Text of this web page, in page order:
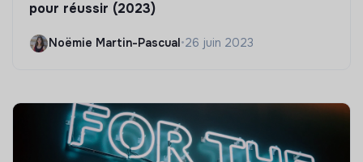
pour réussir (2023)
Noëmie Martin-Pascual •26 juin 2023